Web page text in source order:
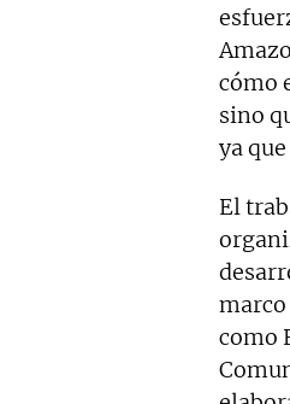
cómo
sino
ya
El
como